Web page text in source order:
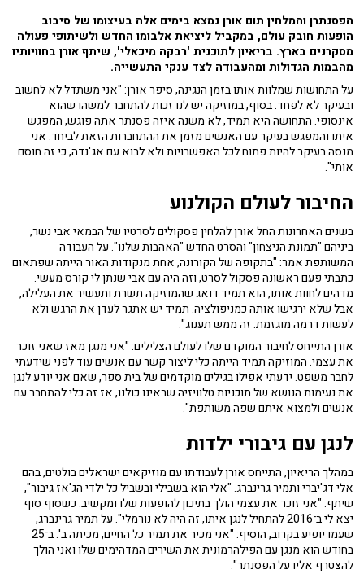
הפסנתרן והמלחין תום אורן נמצא בימים אלה בעיצומו של סיבוב
הופעות חובק עולם, במקביל ליציאת אלבומו החדש ולשיתופי פעולה
מסקרנים בארץ. בריאיון לתוכנית 'רבקה מיכאלי', שיתף אורן בחוויותיו
מהבמות הגדולות ומהעבודה לצד ענקי התעשייה.
על התחושות שמלוות אותו בזמן הנגינה, סיפר אורן: "אני משתדל לא לחשוב
ובעיקר לא לפחד. בסוף, במוזיקה יש לנו זכות להתחבר למשהו שהוא
אינסופי. התחושה היא תמיד, לא משנה איזה פסנתר אתה פוגש, המפגש
איתו והמפגש בעיקר עם האנשים מזמן את ההתחברות הזאת לביחד. אני
מנסה בעיקר להיות פתוח לכל האפשרויות ולא לבוא עם אג'נדה, כי זה חוסם
אותי".
החיבור לעולם הקולנוע
בשנים האחרונות החל אורן להלחין פסקולים לסרטיו של הבמאי אבי נשר,
ביניהם "תמונת הניצחון" והסרט החדש "האהבות שלנו". על העבודה
המשותפת אמר: "בתקופה של הקורונה, אחת מנקודות האור הייתה שפתאום
כתבתי פעם ראשונה פסקול לסרט, וזה היה עם אבי שנתן לי קורס מעשי.
מדהים לחוות אותו, הוא תמיד דואג שהמוזיקה תשרת ותעשיר את העלילה,
אבל שלא ירגישו אותה כמניפולציה. תמיד יש אתגר לעדן את הרגש ולא
לעשות דרמה מוגזמת. זה ממש תענוג".
אורן התייחס לחיבור המוקדם שלו לעולם הצלילים: "אני מנגן מאז שאני זוכר
את עצמי. המוזיקה תמיד הייתה כלי ליצור קשר עם אנשים עוד לפני שידעתי
לחבר משפט. ידעתי אפילו בגילים מוקדמים של בית ספר, שאם אני יודע לנגן
את נעימות הנושא של תוכניות טלוויזיה שראינו כולנו, אז זה כלי להתחבר עם
אנשים ולמצוא איתם שפה משותפת".
לנגן עם גיבורי ילדות
במהלך הריאיון, התייחס אורן לעבודתו עם מוזיקאים ישראלים בולטים, בהם
אלי דג'יברי ותמיר גרינברג. "אלי הוא בשבילי ובשביל כל ילדי הג'אז גיבור",
שיתף. "אני זוכר את עצמי הולך בתיכון להופעות שלו ומקשיב. כשסוף סוף
יצא לי ב־2016 להתחיל לנגן איתו, זה היה לא נורמלי". על תמיר גרינברג,
שעמו יופיע בקרוב, הוסיף: "אני מכיר את תמיר כל החיים, מכיתה ב'. ב־25
בחודש הוא מנגן עם הפילהרמונית את השירים המדהימים שלו ואני הולך
להצטרף אליו על הפסנתר".